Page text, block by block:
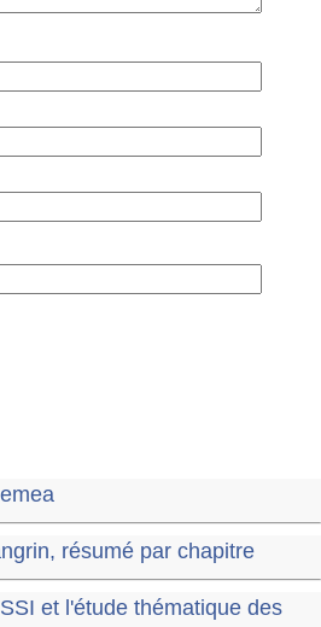
résumé par chapitre
et l'étude thématique des